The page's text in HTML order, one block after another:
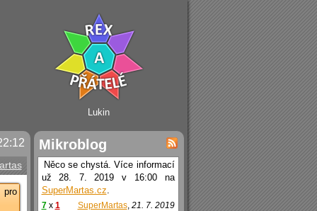
Lukin
pro
Mikroblog
Něco se chystá. Více informací
už 28. 7. 2019 v 16:00 na
SuperMartas.cz.
7x 1 SuperMartas, 21. 7. 2019